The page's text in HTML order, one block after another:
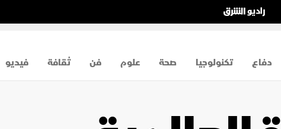
دفاع تكنولوجيا صحة علوم فن ثقافة فيديو